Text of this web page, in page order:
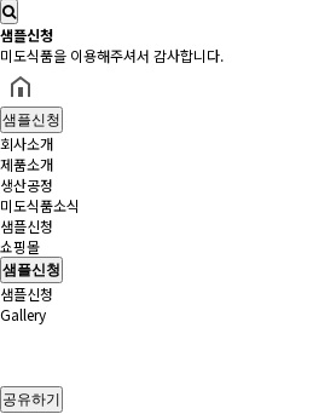
샘플신청
미도식품을 이용해주셔서 감사합니다.
샘플신청
회사소개
제품소개
생산공정
미도식품소식
샘플신청
쇼핑몰
샘플신청
샘플신청
Gallery
공유하기